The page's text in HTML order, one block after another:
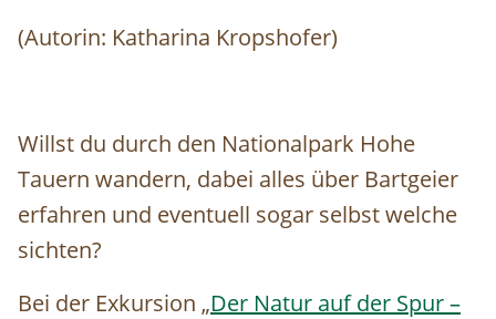
(Autorin: Katharina Kropshofer)
Willst du durch den Nationalpark Hohe
Tauern wandern, dabei alles über Bartgeier
erfahren und eventuell sogar selbst welche
sichten?
Bei der Exkursion „Der Natur auf der Spur –